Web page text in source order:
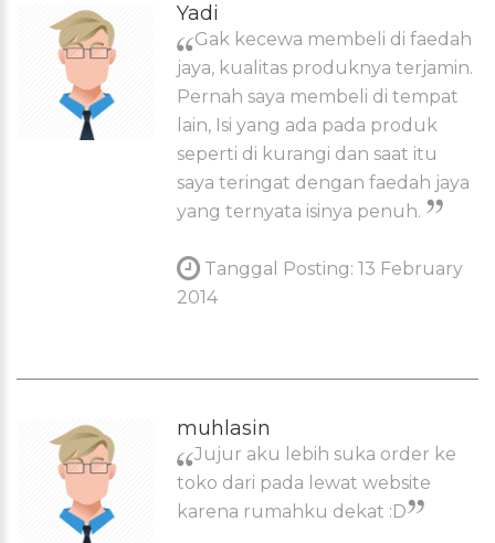
Yadi
Gak kecewa membeli di faedah
jaya, kualitas produknya terjamin.
Pernah saya membeli di tempat
lain, Isi yang ada pada produk
seperti di kurangi dan saat itu
saya teringat dengan faedah jaya
yang ternyata isinya penuh.
Tanggal Posting: 13 February
2014
muhlasin
Jujur aku lebih suka order ke
toko dari pada lewat website
karena rumahku dekat :D